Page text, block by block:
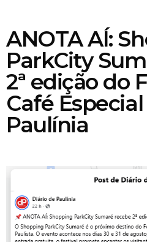
ANOTA AÍ:
ParkCity
2ª edição do
Café
Paulínia